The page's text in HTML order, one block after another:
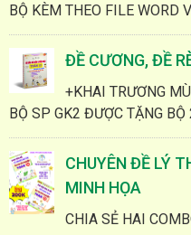
BỘ KÈM THEO FILE WORD
ĐỀ CƯƠNG, ĐỀ
+KHAI TRƯƠNG
BỘ SP GK2 ĐƯỢC TẶNG
CHUYÊN ĐỀ LÝ
MINH HỌA
CHIA SẺ HAI